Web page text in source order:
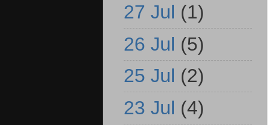
27 Jul (1)
26 Jul (5)
25 Jul (2)
23 Jul (4)